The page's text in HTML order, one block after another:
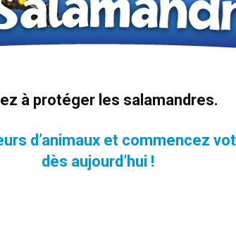
à protéger les salamandres.
d’animaux et commencez
dès aujourd’hui !